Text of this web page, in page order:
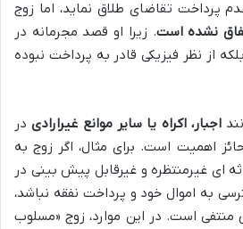
پرداخت تقاضای طلاق نماید، اما زوج
نشده است. زیرا او قصد مجرمانه در
از نظر فیزیکی قادر به پرداخت نبوده
اجبار، اکراه یا سایر موانع غیرارادیدر
اهمیت است. برای مثال، اگر زوج به
ای غیرمنتظره و غیرقابل پیش بینی در
به اموال خود و پرداخت نفقه نباشد،
منتفی است. در این موارد، زوج «مسلوب